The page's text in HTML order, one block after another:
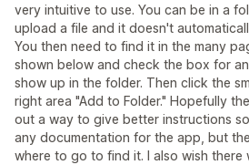
very intuitive to use. You can be in a
upload a file and it doesn't
You then need to find it in the many
shown below and check the box for
show up in the folder. Then click the
right area "Add to Folder." Hopefully
out a way to give better instructions
any documentation for the app, but
where to go to find it. I also wish there